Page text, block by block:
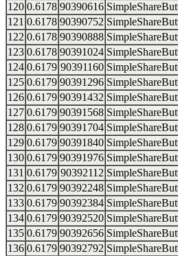
120 0.6178 90390616
121 0.6178 90390752
122 0.6178 90390888
123 0.6178 90391024
124 0.6179 90391160
125 0.6179 90391296
126 0.6179 90391432
127 0.6179 90391568
128 0.6179 90391704
129 0.6179 90391840
130 0.6179 90391976
131 0.6179 90392112
132 0.6179 90392248
133 0.6179 90392384
134 0.6179 90392520
135 0.6179 90392656
136 0.6179 90392792